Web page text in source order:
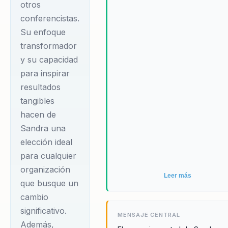
publicidad,
marketing y
comunicaciones.
Este reconocimiento
es un testimonio de
su impacto y
sector. Además, ha
participado en
numerosos eventos
de alto perfil como
la Conferencia
Endeavor Colombia
y el Foro de
Mujeres
otros
conferencistas.
Su enfoque
transformador
y su capacidad
para inspirar
resultados
tangibles
hacen de
Sandra una
elección ideal
para cualquier
organización
que busque un
cambio
significativo.
Además,
Leer más
MENSAJE CENTRAL